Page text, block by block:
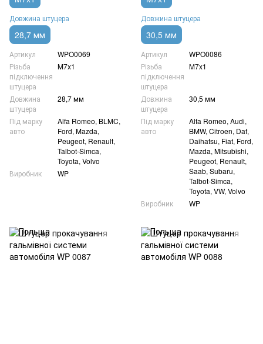
Довжина штуцера
28,7 мм
Артикул
WPO0069
Різьба
підключення
штуцера
M7x1
Довжина
штуцера
28,7 мм
Під марку
авто
Alfa Romeo, BLMC,
Ford, Mazda,
Peugeot, Renault,
Talbot-Simca,
Toyota, Volvo
Виробник
WP
Довжина штуцера
30,5 мм
Артикул
WPO0086
Різьба
підключення
штуцера
M7x1
Довжина
штуцера
30,5 мм
Під марку
авто
Alfa Romeo, Audi,
BMW, Citroen, Daf,
Daihatsu, Fiat, Ford,
Mazda, Mitsubishi,
Peugeot, Renault,
Saab, Subaru,
Talbot-Simca,
Toyota, VW, Volvo
Виробник
WP